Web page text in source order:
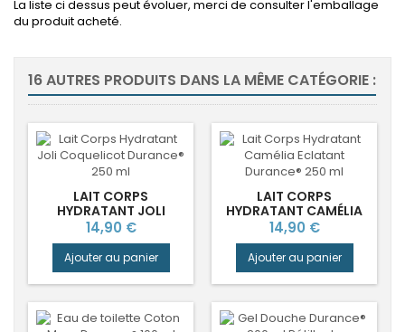
La liste ci dessus peut évoluer, merci de consulter l'emballage
du produit acheté.
16 AUTRES PRODUITS DANS LA MÊME CATÉGORIE :
LAIT CORPS
HYDRATANT JOLI
COQUELICOT
DURANCE®
Prix
14,90 €
Ajouter au panier
LAIT CORPS
HYDRATANT CAMÉLIA
ECLANTANT DURANCE®
Prix
14,90 €
Ajouter au panier